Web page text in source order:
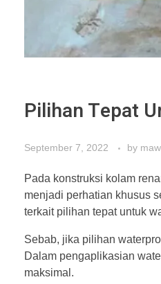
Pilihan Tepat
September 7, 2022 by
Pada konstruksi kolam
menjadi perhatian khusus
terkait pilihan tepat untuk
Sebab, jika pilihan
Dalam pengaplikasian
maksimal.